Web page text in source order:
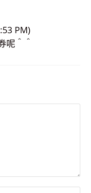
PM)
呢＾＾